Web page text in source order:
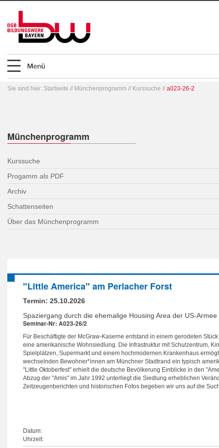
Sie sind hier: Startseite // Münchenprogramm // Kurssuche // a023-26-2
Münchenprogramm
Kurssuche
Progamm als PDF
Archiv
Schattenseiten
Über das Münchenprogramm
"Little America" am Perlacher Forst
Termin: 25.10.2026
Spaziergang durch die ehemalige Housing Area der US-
Seminar-Nr: A023-26/2
Für Beschäftigte der McGraw-Kaserne entstand in einem gerodeten
eine amerikanische Wohnsiedlung. Die Infrastruktur mit Schulzentrum,
Spielplätzen, Supermarkt und einem hochmodernen Krankenhaus
wechselnden Bewohner*innen am Münchner Stadtrand ein typisch
"Little Oktoberfest" erhielt die deutsche Bevölkerung Einblicke in den
Abzug der "Amis" im Jahr 1992 unterliegt die Siedlung erheblichen
Zeitzeugenberichten und historischen Fotos begeben wir uns auf die
Datum:
Uhrzeit: